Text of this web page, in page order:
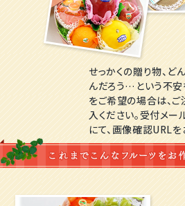
せっかくの贈り物、ど
んだろう…という不安
をご希望の場合は、
入ください。受付メ
にて、画像確認URLを